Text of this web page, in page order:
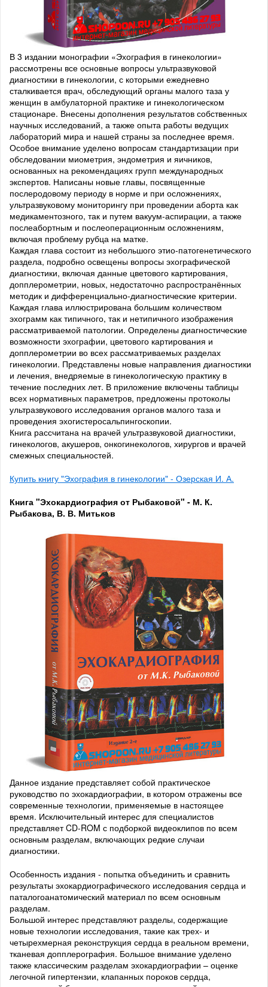
В 3 издании монографии «Эхография в гинекологии»
рассмотрены все основные вопросы ультразвуковой
диагностики в гинекологии, с которыми ежедневно
сталкивается врач, обследующий органы малого таза у
женщин в амбулаторной практике и гинекологическом
стационаре. Внесены дополнения результатов собственных
научных исследований, а также опыта работы ведущих
лабораторий мира и нашей страны за последнее время.
Особое внимание уделено вопросам стандартизации при
обследовании миометрия, эндометрия и яичников,
основанных на рекомендациях групп международных
экспертов. Написаны новые главы, посвященные
послеродовому периоду в норме и при осложнениях,
ультразвуковому мониторингу при проведении аборта как
медикаментозного, так и путем вакуум-аспирации, а также
послеабортным и послеоперационным осложнениям,
включая проблему рубца на матке.
Каждая глава состоит из небольшого этио-патогенетического
раздела, подробно освещены вопросы эхографической
диагностики, включая данные цветового картирования,
допплерометрии, новых, недостаточно распространённых
методик и дифференциально-диагностические критерии.
Каждая глава иллюстрирована большим количеством
эхограмм как типичного, так и нетипичного изображения
рассматриваемой патологии. Определены диагностические
возможности эхографии, цветового картирования и
допплерометрии во всех рассматриваемых разделах
гинекологии. Представлены новые направления диагностики
и лечения, внедряемые в гинекологическую практику в
течение последних лет. В приложение включены таблицы
всех нормативных параметров, предложены протоколы
ультразвукового исследования органов малого таза и
проведения эхогистеросальпингоскопии.
Книга рассчитана на врачей ультразвуковой диагностики,
гинекологов, акушеров, онкогинекологов, хирургов и врачей
смежных специальностей.
Купить книгу "Эхография в гинекологии" - Озерская И. А.
Книга "Эхокардиография от Рыбаковой" - М. К.
Рыбакова, В. В. Митьков
Данное издание представляет собой практическое
руководство по эхокардиографии, в котором отражены все
современные технологии, применяемые в настоящее
время. Исключительный интерес для специалистов
представляет CD-ROM с подборкой видеоклипов по всем
основным разделам, включающих редкие случаи
диагностики.
Особенность издания - попытка объединить и сравнить
результаты эхокардиографического исследования сердца и
паталогоанатомический материал по всем основным
разделам.
Большой интерес представляют разделы, содержащие
новые технологии исследования, такие как трех- и
четырехмерная реконструкция сердца в реальном времени,
тканевая допплерография. Большое внимание уделено
также классическим разделам эхокардиографии – оценке
легочной гипертензии, клапанных пороков сердца,